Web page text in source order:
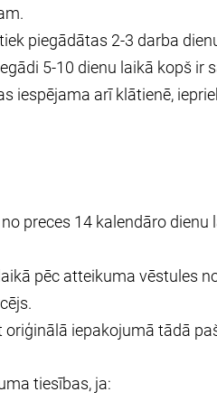
piegādātas 2-3 darba
5-10 dienu laikā kopš
iespējama arī klātienē,
preces 14 kalendāro
pēc atteikuma vēstules
iepakojumā tādā
tiesības, ja: